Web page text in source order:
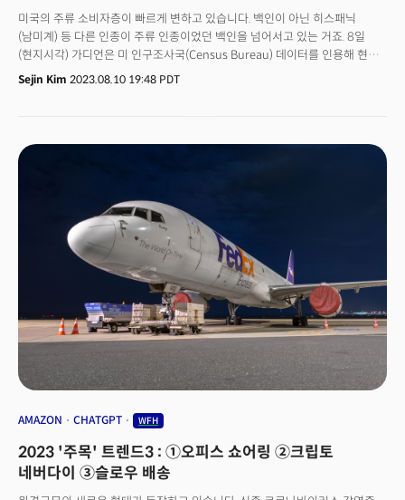
미국의 주류 소비자층이 빠르게 변하고 있습니다. 백인이 아닌 히스패닉
(남미계) 등 다른 인종이 주류 인종이었던 백인을 넘어서고 있는 거죠. 8일
(현지시각) 가디언은 미 인구조사국(Census Bureau) 데이터를 인용해 현
미국 Z세대가 미국에서 백인이 다수인 마지막 세대가 될 것이라고
보도했습니다. 연구에서 설정한 Z세대는 1997년~2012년 출생자를
백인의 인구 비율이 전체 미국 인구의 절반 이하로 떨어질 것으로
예측했습니다. 지난 2020년 인구 조사에 따르면 미국 전체 어린이의 4분의 1
이상 증가했죠. 특히 미국 텍사스주는 최근 히스패닉 인구가 백인보다
공식적으로 많은 것으로 확인됐습니다. 6월 데이터에 따르면 히스패닉은 주
인구의 40.2%로 백인의 39.8%를 앞질렀습니다. 👉 '청년 비백인 vs 고령
백인'...인종적 세대 차이로이 인구변화에서 눈에 띄는 점은 다양성뿐만
아닙니다. 노인인구도 증가한다는 점입니다. 게다가 이 노인 인구는 여전히
백인 비중이 높습니다. 젊은 세대보다 부유하고, 정치적 영향력이 높죠. 이에
세대 차이가 인종으로도 갈리고 있다는 분석이 나옵니다. 윌리엄 프레이
(William Frey) 브루킹스연구소(Brookings Institute) 연구원은 "노화는
인종 중립적이지 않다"고 평가 했습니다. 젊은 중년층에서는 백인 비율이
줄면서 다양성이 확대되고 있지만, 노인 인구에서는 백인계 미국인이 높은
비중을 보이고 있습니다. 이러한 패턴은 '인종적 세대 차이'로 이어졌다는 게
지속될 가능성이 나옵니다. 최근 미국 연방대법원은 미국 대학 입시에서
알바(Richard Alba) 뉴욕시립대학교 사회학자는 더힐에 “해당 조치는 사회
구조와 정치적으로 내재한 다양한 문화적 세대 차이를 보여준다”면서 “지금
Sejin Kim 2023.08.10 19:48 PDT
AMAZON CHATGPT WFH
2023 '주목' 트렌드3 : ①오피스 쇼어링 ②크립토
네버다이 ③슬로우 배송